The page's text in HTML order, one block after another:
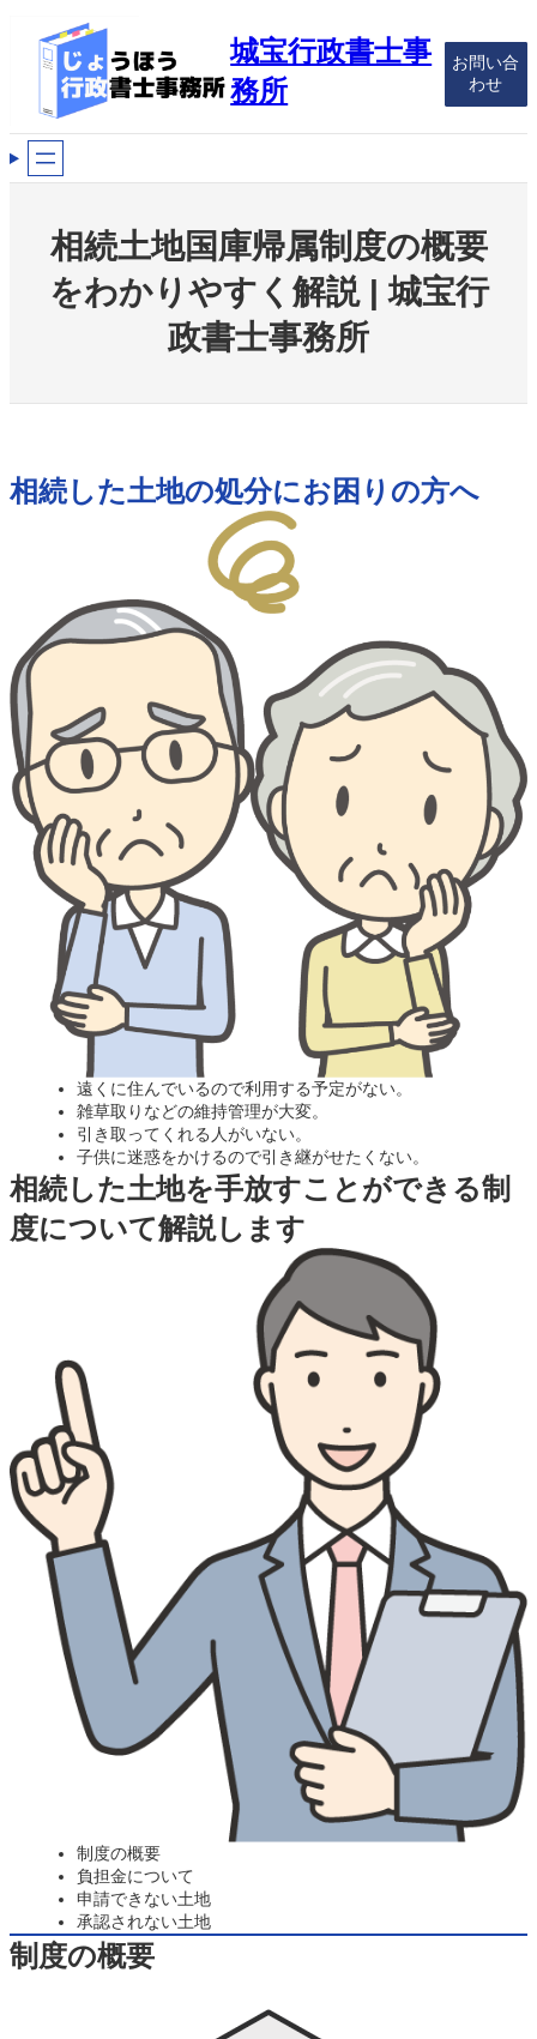
ッ
プ
城宝行政書士事
務所
お問い合
わせ
相続土地国庫帰属制度の概要
をわかりやすく解説 | 城宝行
政書士事務所
相続した土地の処分にお困りの方へ
遠くに住んでいるので利用する予定がない。
雑草取りなどの維持管理が大変。
引き取ってくれる人がいない。
子供に迷惑をかけるので引き継がせたくない。
相続した土地を手放すことができる制
度について解説します
制度の概要
負担金について
申請できない土地
承認されない土地
制度の概要